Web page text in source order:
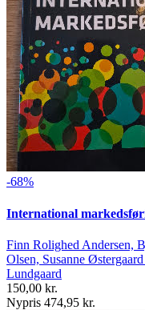
-68%
International
Finn Rolighed Andersen,
Olsen, Susanne
Lundgaard
150,00 kr.
Nypris 474,95 kr.